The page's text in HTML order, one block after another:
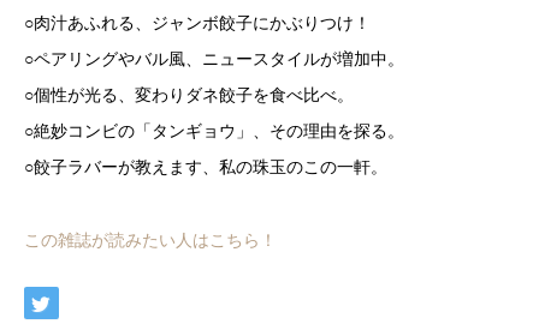
○肉汁あふれる、ジャンボ餃子にかぶりつけ！
○ペアリングやバル風、ニュースタイルが増加中。
○個性が光る、変わりダネ餃子を食べ比べ。
○絶妙コンビの「タンギョウ」、その理由を探る。
○餃子ラバーが教えます、私の珠玉のこの一軒。
この雑誌が読みたい人はこちら！